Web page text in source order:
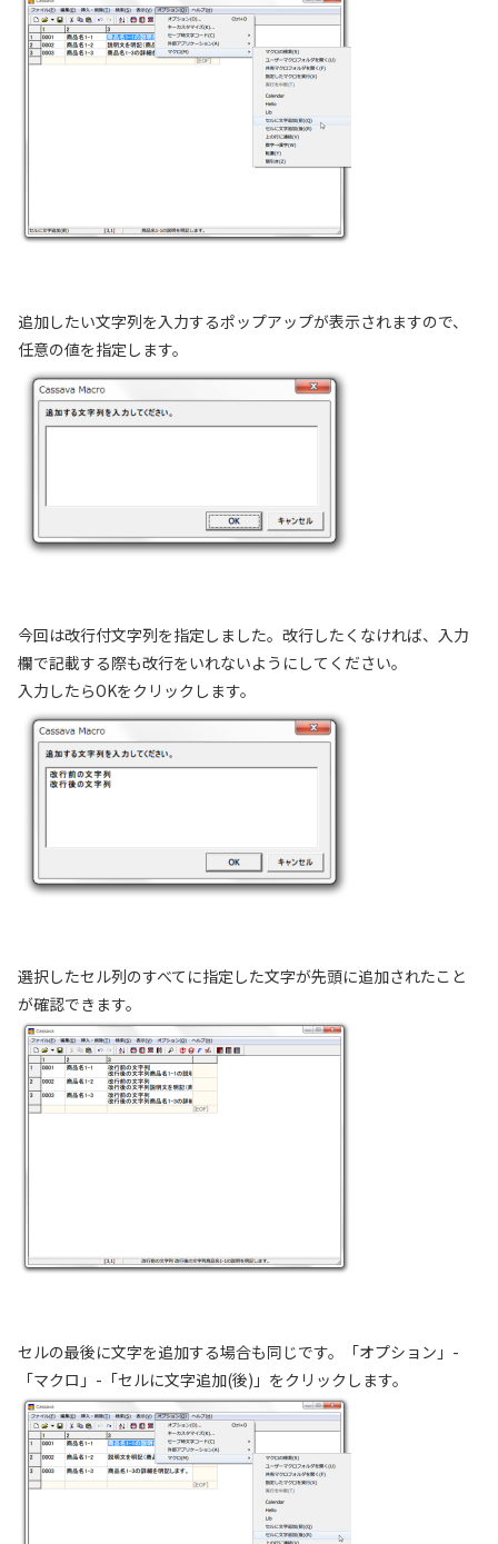
追加したい文字列を入力するポップアップが表示されますので、
任意の値を指定します。
今回は改行付文字列を指定しました。改行したくなければ、入力
欄で記載する際も改行をいれないようにしてください。
入力したらOKをクリックします。
選択したセル列のすべてに指定した文字が先頭に追加されたこと
が確認できます。
セルの最後に文字を追加する場合も同じです。「オプション」-
「マクロ」-「セルに文字追加(後)」をクリックします。